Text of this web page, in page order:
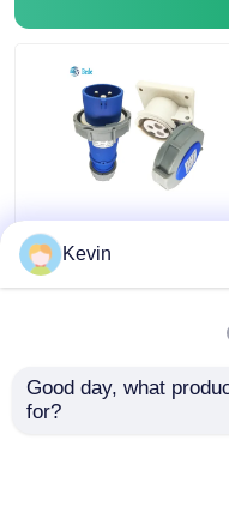
3 πιν 220V-250V
Σωλήνη βιομηχανικής
πρίζας με
Kevin
Good day, what
for?